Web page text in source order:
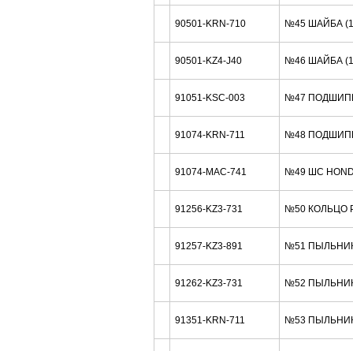
90501-KRN-710 №45 ШАЙБА
90501-KZ4-J40 №46 ШАЙБА
91051-KSC-003 №47
91074-KRN-711 №48
91074-MAC-741 №49 ШС
91256-KZ3-731 №50 КОЛЬЦО
91257-KZ3-891 №51 ПЫЛЬНИК
91262-KZ3-731 №52 ПЫЛЬНИК
91351-KRN-711 №53 ПЫЛЬНИК